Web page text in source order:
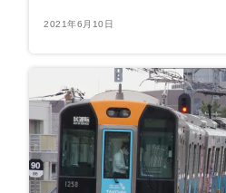
2021年6月10日